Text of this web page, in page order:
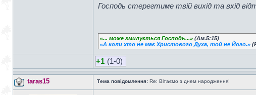
Господь стерегтиме твій вихід та вхід
«... може змилується Господь...» (Ам.5:15)
«А коли хто не має Христового Духа, той не Його.»
+1 (1-0)
taras15 Тема повідомлення: Re: Вітаємо з днем народження!